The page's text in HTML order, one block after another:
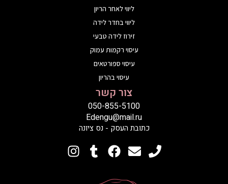
ליווי לאחר הריון
ליווי בחדר לידה
זירוז לידה טבעי
עיסוי רקמות עמוק
עיסוי ספורטאים
עיסוי בהריון
צור קשר
050-855-5100
Edengu@mail.ru
כתובת העסק - נס ציונה